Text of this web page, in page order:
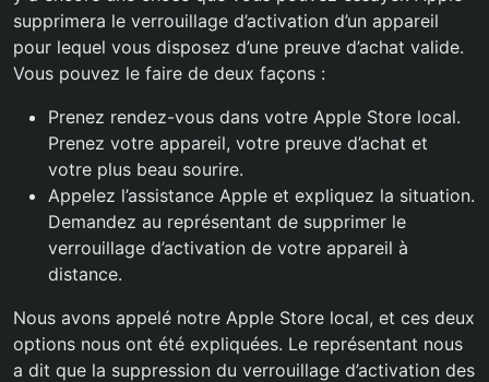
supprimera le verrouillage d’activation d’un appareil
pour lequel vous disposez d’une preuve d’achat valide.
Vous pouvez le faire de deux façons :
Prenez rendez-vous dans votre Apple Store local.
Prenez votre appareil, votre preuve d’achat et
votre plus beau sourire.
Appelez l’assistance Apple et expliquez la situation.
Demandez au représentant de supprimer le
verrouillage d’activation de votre appareil à
distance.
Nous avons appelé notre Apple Store local, et ces deux
options nous ont été expliquées. Le représentant nous
a dit que la suppression du verrouillage d’activation des